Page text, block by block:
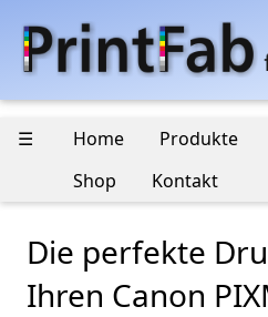
☰ Home Produkte
Shop
Kontakt
Die perfekte
Ihren Canon